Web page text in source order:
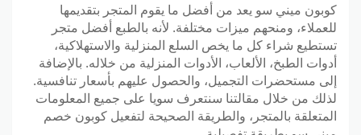
كوبون ميني سو يعد من أفضل ما يقوم المتجر بتقديمها
للعملاء، ومنحهم ميزات مختلفة. لأنه بالطبع أفضل متجر
تستطيع شراء كل ما يخص السلع المنزلية والاستهلاكية،
أدوات الطبخ، الألعاب، الأدوات المنزلية من خلاله. بالإضافة
إلى مستحضرات التجميل، والحصول عليهم بأسعار تنافسية.
لذلك من خلال مقالتنا سنتعرف سويا على جميع المعلومات
المتعلقة بالمتجر، والطريقة الصحيحة لتفعيل كوبون خصم